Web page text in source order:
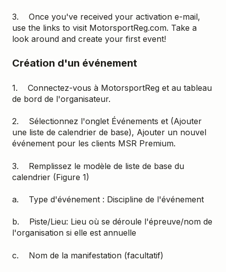
3. Once you've received your activation e-mail,
use the links to visit MotorsportReg.com. Take a
look around and create your first event!
Création d'un événement
1. Connectez-vous à MotorsportReg et au tableau
de bord de l'organisateur.
2. Sélectionnez l'onglet Événements et (Ajouter
une liste de calendrier de base), Ajouter un nouvel
événement pour les clients MSR Premium.
3. Remplissez le modèle de liste de base du
calendrier (Figure 1)
a. Type d'événement : Discipline de l'événement
b. Piste/Lieu: Lieu où se déroule l'épreuve/nom de
l'organisation si elle est annuelle
c. Nom de la manifestation (facultatif)